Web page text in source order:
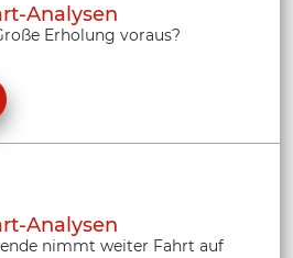
Analysen
Erholung voraus?
Analysen
nimmt weiter Fahrt auf